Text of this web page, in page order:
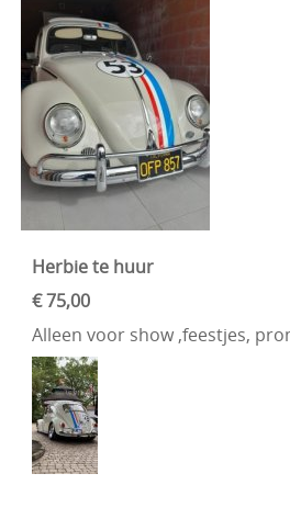
Herbie te huur
€ 75,00
Alleen voor show ,feestjes,